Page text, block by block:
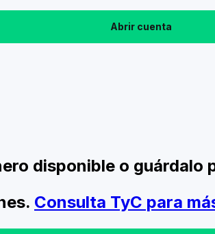
Abrir cuenta
disponible o guárdalo
Consulta TyC para